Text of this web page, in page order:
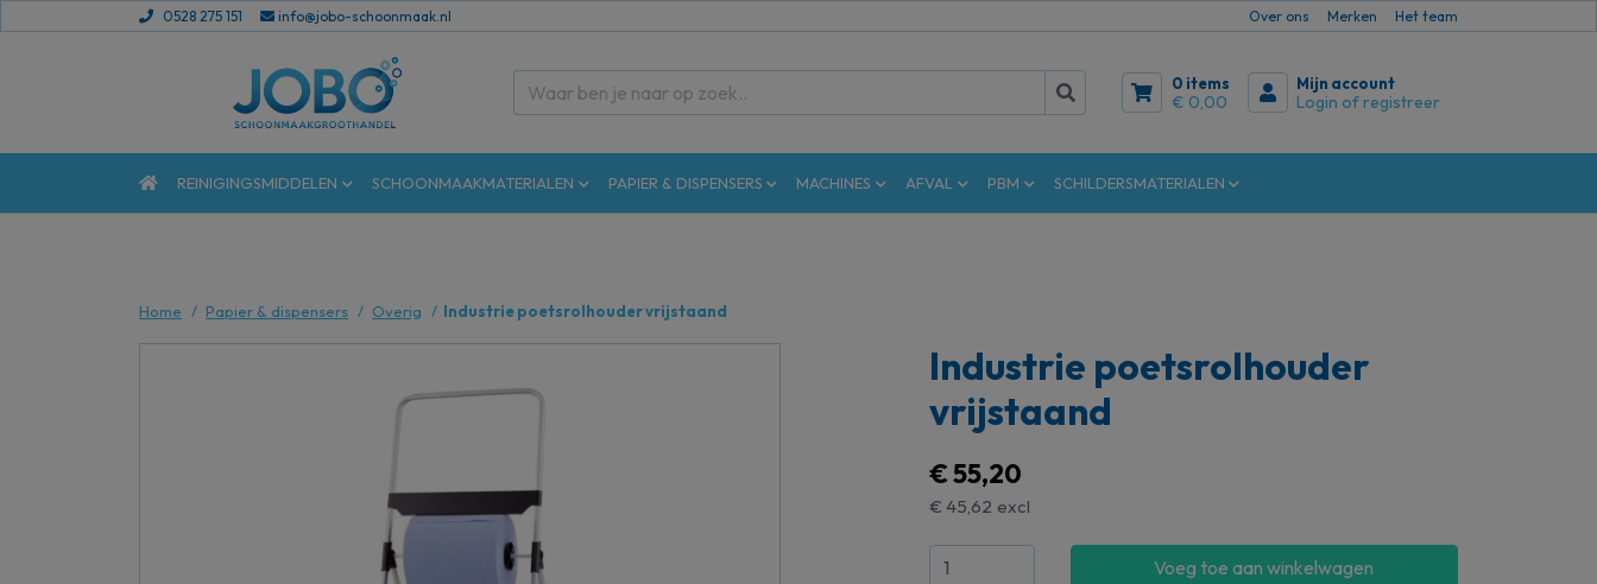
0528 275 151 info@jobo-schoonmaak.nl Over ons Merken Het team
0 items
€ 0,00
Mijn account
Login of registreer
REINIGINGSMIDDELEN SCHOONMAAKMATERIALEN PAPIER & DISPENSERS MACHINES AFVAL PBM SCHILDERSMATERIALEN
Home Papier & dispensers Overig Industrie poetsrolhouder vrijstaand
Industrie poetsrolhouder
vrijstaand
€ 55,20
€ 45,62 excl
Voeg toe aan winkelwagen